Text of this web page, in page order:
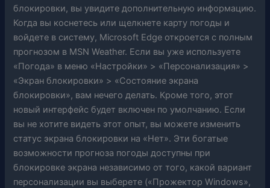
блокировки, вы увидите дополнительную информацию.
Когда вы коснетесь или щелкнете карту погоды и
войдете в систему, Microsoft Edge откроется с полным
прогнозом в MSN Weather. Если вы уже используете
«Погода» в меню «Настройки» > «Персонализация» >
«Экран блокировки» > «Состояние экрана
блокировки», вам нечего делать. Кроме того, этот
новый интерфейс будет включен по умолчанию. Если
вы не хотите видеть этот опыт, вы можете изменить
статус экрана блокировки на «Нет». Эти богатые
возможности прогноза погоды доступны при
блокировке экрана независимо от того, какой вариант
персонализации вы выберете («Прожектор Windows»,